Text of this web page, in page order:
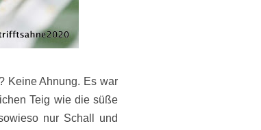
Keine Ahnung. Es war
Teig wie die süße
nur Schall und